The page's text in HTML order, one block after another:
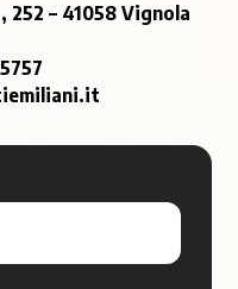
– 41058 Vignola